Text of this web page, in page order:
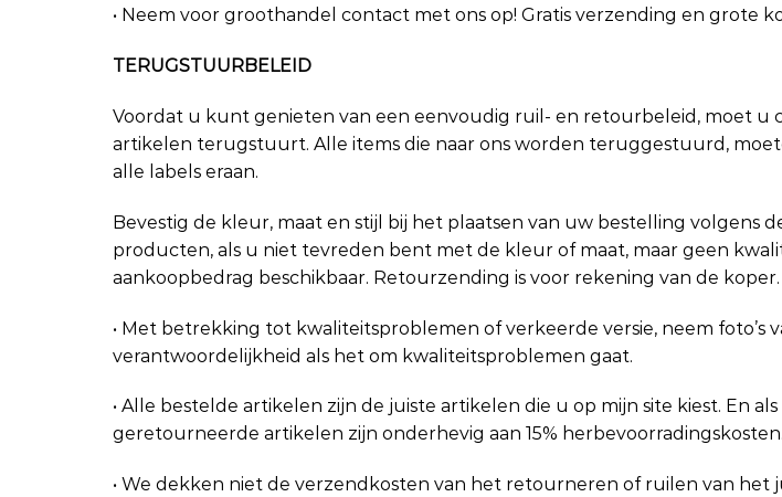
• Neem voor groothandel contact met ons op! Gratis verzending en grote
TERUGSTUURBELEID
Voordat u kunt genieten van een eenvoudig ruil- en retourbeleid, moet
artikelen terugstuurt. Alle items die naar ons worden teruggestuurd,
alle labels eraan.
Bevestig de kleur, maat en stijl bij het plaatsen van uw bestelling volgens
producten, als u niet tevreden bent met de kleur of maat, maar geen
aankoopbedrag beschikbaar. Retourzending is voor rekening van de koper.
• Met betrekking tot kwaliteitsproblemen of verkeerde versie, neem foto’s
verantwoordelijkheid als het om kwaliteitsproblemen gaat.
• Alle bestelde artikelen zijn de juiste artikelen die u op mijn site kiest. En
geretourneerde artikelen zijn onderhevig aan 15%
• We dekken niet de verzendkosten van het retourneren of ruilen van